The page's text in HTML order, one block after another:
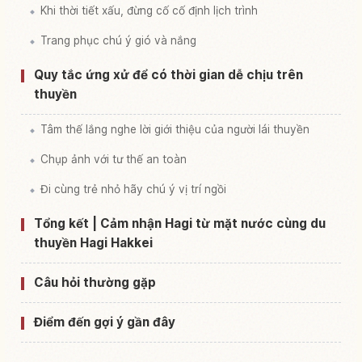
Khi thời tiết xấu, đừng cố cố định lịch trình
Trang phục chú ý gió và nắng
Quy tắc ứng xử để có thời gian dễ chịu trên
thuyền
Tâm thế lắng nghe lời giới thiệu của người lái thuyền
Chụp ảnh với tư thế an toàn
Đi cùng trẻ nhỏ hãy chú ý vị trí ngồi
Tổng kết | Cảm nhận Hagi từ mặt nước cùng du
thuyền Hagi Hakkei
Câu hỏi thường gặp
Điểm đến gợi ý gần đây